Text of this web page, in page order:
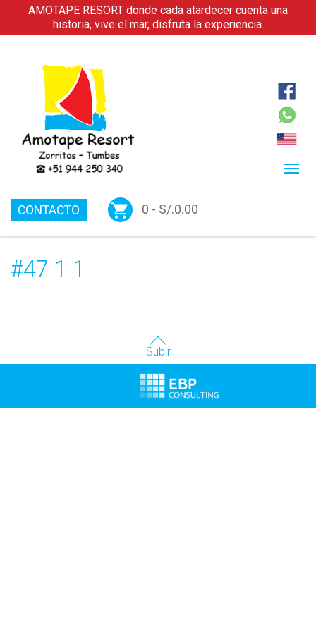
AMOTAPE RESORT donde cada atardecer cuenta una
historia, vive el mar, disfruta la experiencia.
CONTACTO 0 - S/.0.00
#47 1 1
Subir